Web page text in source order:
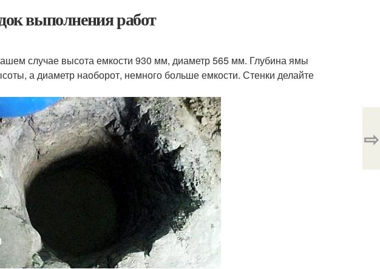
выполнения работ
случае высота емкости 930 мм, диаметр 565 мм. Глубина ямы
а диаметр наоборот, немного больше емкости. Стенки делайте
⇨